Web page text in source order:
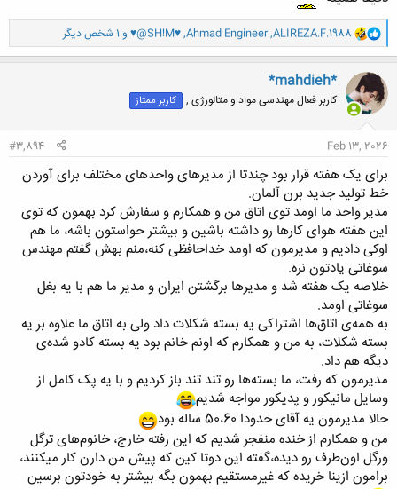
و
ا
ک
ش
ه
ا
:
ALIREZA.F.1988
,
Ahmad Engineer
,
♥@SH!M♥ و 1 شخص دیگر
*mahdieh*
کاربر فعال مهندسی مواد و متالورژی , کاربر ممتاز
Feb 13, 2026
#3,894
برای یک هفته قرار بود چندتا از مدیرهای واحدهای مختلف برای آوردن
خط تولید جدید برن آلمان.
مدیر واحد ما اومد توی اتاق من و همکارم و سفارش کرد بهمون که توی
این هفته هوای کارها رو داشته باشین و بیشتر حواستون باشه، ما هم
اوکی دادیم و مدیرمون که اومد خداحافظی کنه،منم بهش گفتم مهندس
سوغاتی یادتون نره.
خلاصه یک هفته شد و مدیرها برگشتن ایران و مدیر ما هم با یه بغل
سوغاتی اومد.
به همه‌ی اتاق‌ها اشتراکی یه بسته شکلات داد ولی به اتاق ما علاوه بر یه
بسته شکلات، به من و همکارم که اونم خانم بود یه بسته کادو شده‌ی
دیگه هم داد.
مدیرمون که رفت، ما بسته‌ها رو تند تند باز کردیم و با یه پک کامل از
وسایل مانیکور و پدیکور مواجه شدیم
حالا مدیرمون یه آقای حدودا 50،60 ساله بود
من و همکارم از خنده منفجر شدیم که این رفته خارج، خانوم‌های ترگل
ورگل اون‌طرف رو دیده،گفته این دوتا کین که پیش من دارن کار میکنند،
برامون ازینا خریده که غیرمستقیم بهمون بگه بیشتر به خودتون برسین